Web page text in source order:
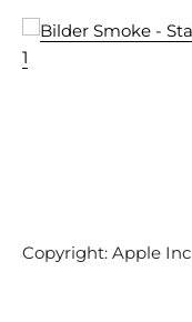
Copyright: Apple Inc